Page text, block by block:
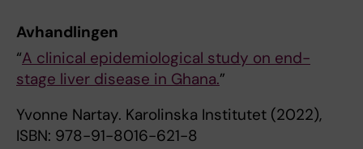
Avhandlingen
“A clinical epidemiological study on end-
stage liver disease in Ghana.”
Yvonne Nartay. Karolinska Institutet (2022),
ISBN: 978-91-8016-621-8